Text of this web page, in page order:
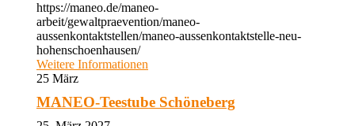
https://maneo.de/maneo-
arbeit/gewaltpraevention/maneo-
aussenkontaktstellen/maneo-aussenkontaktstelle-neu-
hohenschoenhausen/
Weitere Informationen
25 März
MANEO-Teestube Schöneberg